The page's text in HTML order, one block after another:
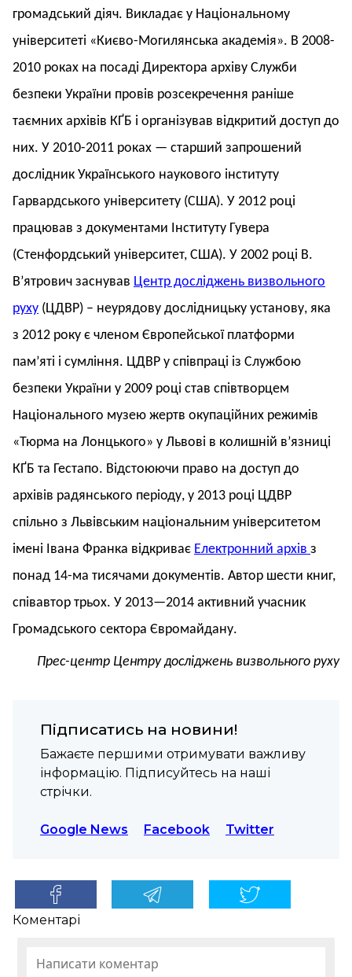
громадський діяч. Викладає у Національному
університеті «Києво-Могилянська академія». В 2008-
2010 роках на посаді Директора архіву Служби
безпеки України провів розсекречення раніше
таємних архівів КҐБ і організував відкритий доступ до
них. У 2010-2011 роках — старший запрошений
дослідник Українського наукового інституту
Гарвардського університету (США). У 2012 році
працював з документами Інституту Гувера
(Стенфордський університет, США). У 2002 році В.
В’ятрович заснував Центр досліджень визвольного
руху (ЦДВР) – неурядову дослідницьку установу, яка
з 2012 року є членом Європейської платформи
пам’яті і сумління. ЦДВР у співпраці із Службою
безпеки України у 2009 році став співтворцем
Національного музею жертв окупаційних режимів
«Тюрма на Лонцького» у Львові в колишній в’язниці
КҐБ та Гестапо. Відстоюючи право на доступ до
архівів радянського періоду, у 2013 році ЦДВР
спільно з Львівським національним університетом
імені Івана Франка відкриває Електронний архів з
понад 14-ма тисячами документів. Автор шести книг,
співавтор трьох. У 2013—2014 активний учасник
Громадського сектора Євромайдану.
Прес-центр Центру досліджень визвольного руху
Підписатись на новини!
Бажаєте першими отримувати важливу
інформацію. Підписуйтесь на наші
стрічки.
Google News Facebook Twitter
Коментарі